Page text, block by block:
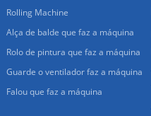
Rolling Machine
Alça de balde que faz a máquina
Rolo de pintura que faz a máquina
Guarde o ventilador faz a máquina
Falou que faz a máquina